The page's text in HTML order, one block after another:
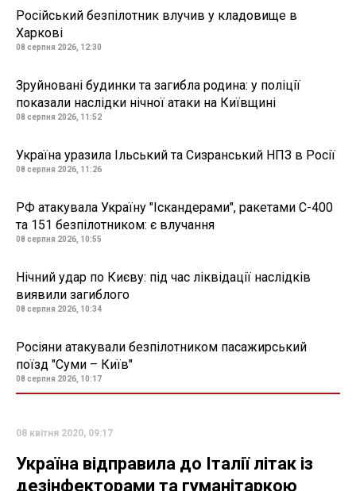
Російський безпілотник влучив у кладовище в
Харкові
08 серпня 2026, 12:30
Зруйновані будинки та загибла родина: у поліції
показали наслідки нічної атаки на Київщині
08 серпня 2026, 11:52
Україна уразила Ільський та Сизранський НПЗ в Росії
08 серпня 2026, 11:26
РФ атакувала Україну "Іскандерами", ракетами С-400
та 151 безпілотником: є влучання
08 серпня 2026, 10:55
Нічний удар по Києву: під час ліквідації наслідків
виявили загиблого
08 серпня 2026, 10:34
Росіяни атакували безпілотником пасажирський
поїзд "Суми – Київ"
08 серпня 2026, 10:17
08 квітня 2020, 09:17
Україна відправила до Італії літак із
дезінфекторами та гуманітаркою